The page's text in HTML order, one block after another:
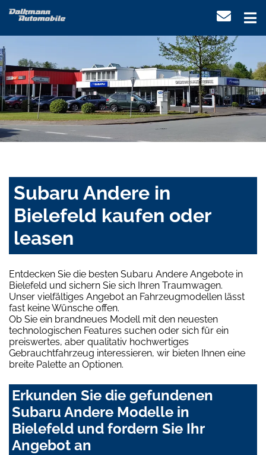
Subaru Andere in
Bielefeld kaufen oder
leasen
Entdecken Sie die besten Subaru Andere Angebote in
Bielefeld und sichern Sie sich Ihren Traumwagen.
Unser vielfältiges Angebot an Fahrzeugmodellen lässt
fast keine Wünsche offen.
Ob Sie ein brandneues Modell mit den neuesten
technologischen Features suchen oder sich für ein
preiswertes, aber qualitativ hochwertiges
Gebrauchtfahrzeug interessieren, wir bieten Ihnen eine
breite Palette an Optionen.
Erkunden Sie die gefundenen
Subaru Andere Modelle in
Bielefeld und fordern Sie Ihr
Angebot an